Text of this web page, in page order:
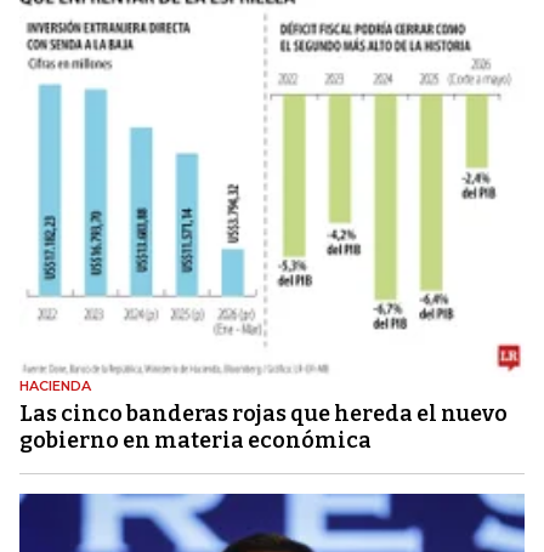
HACIENDA
Las cinco banderas rojas que hereda el nuevo
gobierno en materia económica